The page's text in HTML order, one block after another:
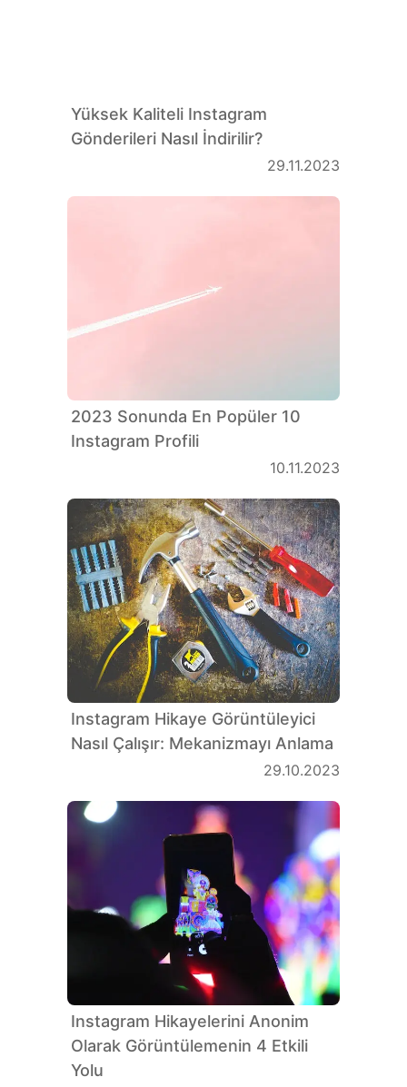
Yüksek Kaliteli Instagram
Gönderileri Nasıl İndirilir?
29.11.2023
2023 Sonunda En Popüler 10
Instagram Profili
10.11.2023
Instagram Hikaye Görüntüleyici
Nasıl Çalışır: Mekanizmayı Anlama
29.10.2023
Instagram Hikayelerini Anonim
Olarak Görüntülemenin 4 Etkili
Yolu